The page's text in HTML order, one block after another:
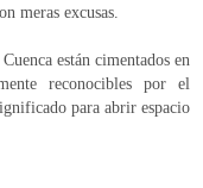
meras excusas.
están cimentados en
reconocibles por el
para abrir espacio